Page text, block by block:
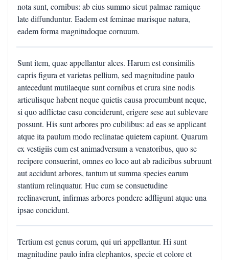
nota sunt, cornibus: ab eius summo sicut palmae ramique
late diffunduntur. Eadem est feminae marisque natura,
eadem forma magnitudoque cornuum.
Sunt item, quae appellantur alces. Harum est consimilis
capris figura et varietas pellium, sed magnitudine paulo
antecedunt mutilaeque sunt cornibus et crura sine nodis
articulisque habent neque quietis causa procumbunt neque,
si quo adflictae casu conciderunt, erigere sese aut sublevare
possunt. His sunt arbores pro cubilibus: ad eas se applicant
atque ita paulum modo reclinatae quietem capiunt. Quarum
ex vestigiis cum est animadversum a venatoribus, quo se
recipere consuerint, omnes eo loco aut ab radicibus subruunt
aut accidunt arbores, tantum ut summa species earum
stantium relinquatur. Huc cum se consuetudine
reclinaverunt, infirmas arbores pondere adfligunt atque una
ipsae concidunt.
Tertium est genus eorum, qui uri appellantur. Hi sunt
magnitudine paulo infra elephantos, specie et colore et